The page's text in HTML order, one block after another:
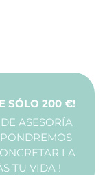
SÓLO 200 €!
ASESORÍA
LA
TU VIDA !